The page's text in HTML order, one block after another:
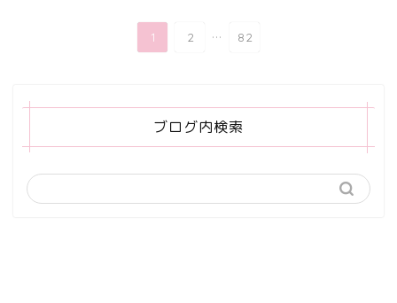
1 2 ... 82
ブログ内検索